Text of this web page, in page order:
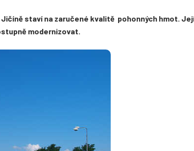
staví na zaručené kvalitě pohonných hmot.
modernizovat.